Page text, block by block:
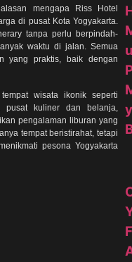
mengapa Riss Hotel
di pusat Kota Yogyakarta.
tanpa perlu berpindah-
waktu di jalan. Semua
yang praktis, baik dengan
wisata ikonik seperti
pusat kuliner dan belanja,
pengalaman liburan yang
tempat beristirahat, tetapi
pesona Yogyakarta